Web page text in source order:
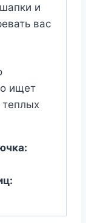
и
вас
ищет